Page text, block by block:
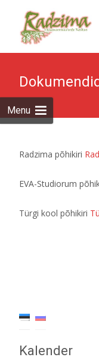
Menu
Dokumendid
Radzima põhikiri
EVA-Studiorum
Türgi kool põhikiri
Kalender